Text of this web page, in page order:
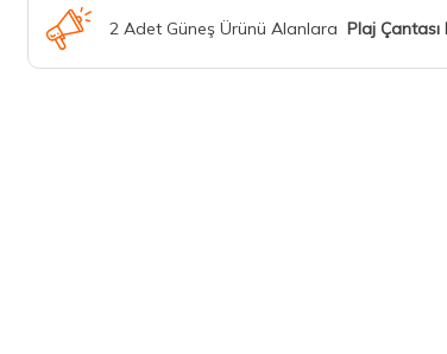
2 Adet Güneş Ürünü Alanlara Plaj Çantası